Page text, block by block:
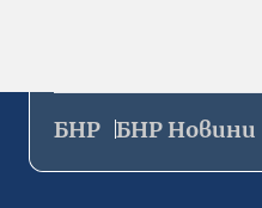
БНР БНР Новини